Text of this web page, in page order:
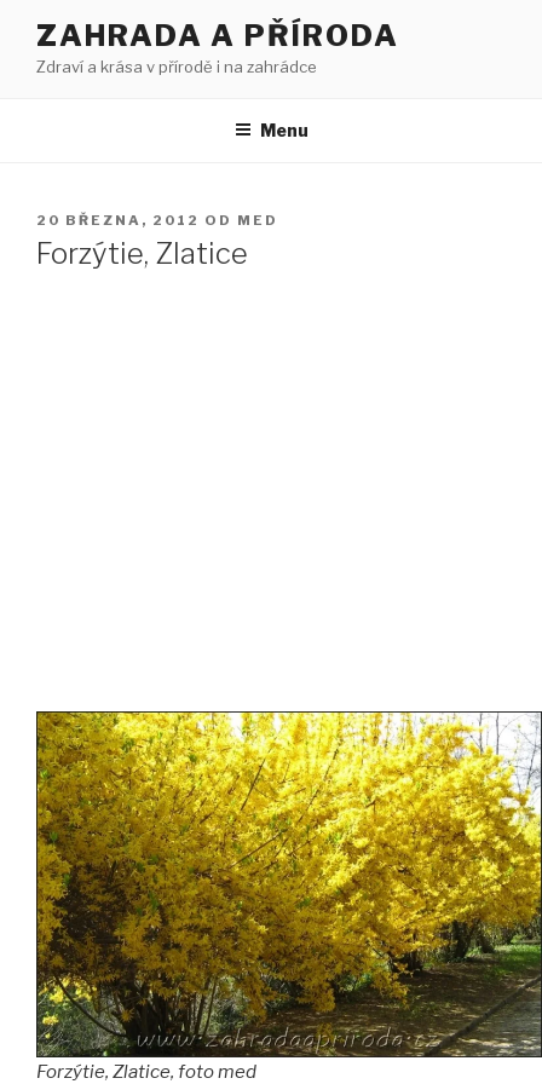
obsahu
ZAHRADA A PŘÍRODA
Zdraví a krása v přírodě i na zahrádce
Menu
PUBLIKOVÁNO
20 BŘEZNA, 2012 OD MED
Forzýtie, Zlatice
Forzýtie, Zlatice, foto med